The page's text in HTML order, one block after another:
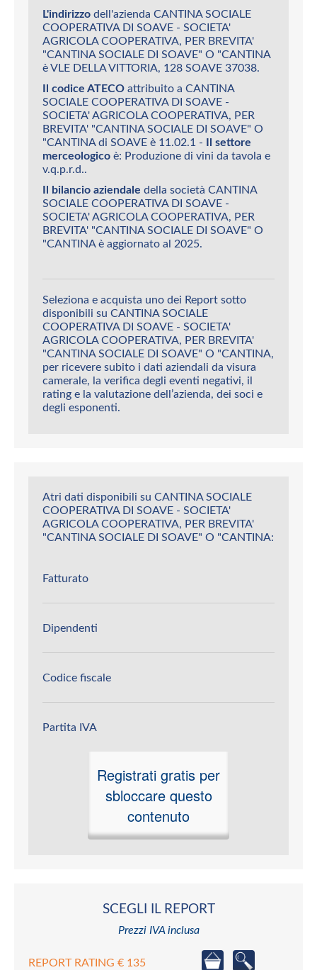
L'indirizzo dell'azienda CANTINA SOCIALE
COOPERATIVA DI SOAVE - SOCIETA'
AGRICOLA COOPERATIVA, PER BREVITA'
"CANTINA SOCIALE DI SOAVE" O "CANTINA
è VLE DELLA VITTORIA, 128 SOAVE 37038.
Il codice ATECO attribuito a CANTINA
SOCIALE COOPERATIVA DI SOAVE -
SOCIETA' AGRICOLA COOPERATIVA, PER
BREVITA' "CANTINA SOCIALE DI SOAVE" O
"CANTINA di SOAVE è 11.02.1 - Il settore
merceologico è: Produzione di vini da tavola e
v.q.p.r.d..
Il bilancio aziendale della società CANTINA
SOCIALE COOPERATIVA DI SOAVE -
SOCIETA' AGRICOLA COOPERATIVA, PER
BREVITA' "CANTINA SOCIALE DI SOAVE" O
"CANTINA è aggiornato al 2025.
Seleziona e acquista uno dei Report sotto
disponibili su CANTINA SOCIALE
COOPERATIVA DI SOAVE - SOCIETA'
AGRICOLA COOPERATIVA, PER BREVITA'
"CANTINA SOCIALE DI SOAVE" O "CANTINA,
per ricevere subito i dati aziendali da visura
camerale, la verifica degli eventi negativi, il
rating e la valutazione dell’azienda, dei soci e
degli esponenti.
Atri dati disponibili su CANTINA SOCIALE
COOPERATIVA DI SOAVE - SOCIETA'
AGRICOLA COOPERATIVA, PER BREVITA'
"CANTINA SOCIALE DI SOAVE" O "CANTINA:
Fatturato
Dipendenti
Codice fiscale
Partita IVA
Registrati gratis per
sbloccare questo
contenuto
SCEGLI IL REPORT
Prezzi IVA inclusa
REPORT RATING € 135